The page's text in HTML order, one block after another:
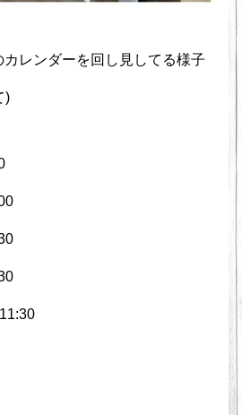
カレンダーを回し見してる様子
)